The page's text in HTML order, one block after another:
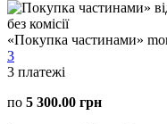
«Покупка частинами»
3
3 платежі
по 5 300.00 грн